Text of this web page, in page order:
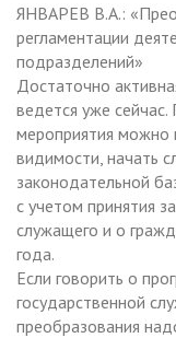
ЯНВАРЕВ В.А.:
регламентации
подразделений»
Достаточно
ведется уже сейчас.
мероприятия можно
видимости, начать
законодательной
с учетом принятия
служащего и о
года.
Если говорить о
государственной
преобразования